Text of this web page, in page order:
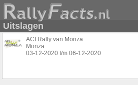
Uitslagen
ACI Rally van Monza
Monza
03-12-2020 t/m 06-12-2020